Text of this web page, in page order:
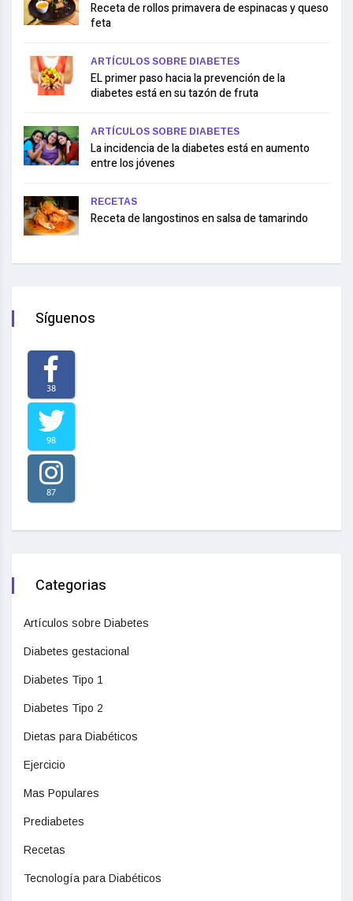
Receta de rollos primavera de espinacas y queso
feta
ARTÍCULOS SOBRE DIABETES
EL primer paso hacia la prevención de la
diabetes está en su tazón de fruta
ARTÍCULOS SOBRE DIABETES
La incidencia de la diabetes está en aumento
entre los jóvenes
RECETAS
Receta de langostinos en salsa de tamarindo
Síguenos
38
98
87
Categorias
Artículos sobre Diabetes
Diabetes gestacional
Diabetes Tipo 1
Diabetes Tipo 2
Dietas para Diabéticos
Ejercicio
Mas Populares
Prediabetes
Recetas
Tecnología para Diabéticos